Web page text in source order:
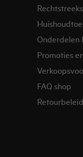
Onderdelen
Promoties
FAQ shop
Retourbeleid​